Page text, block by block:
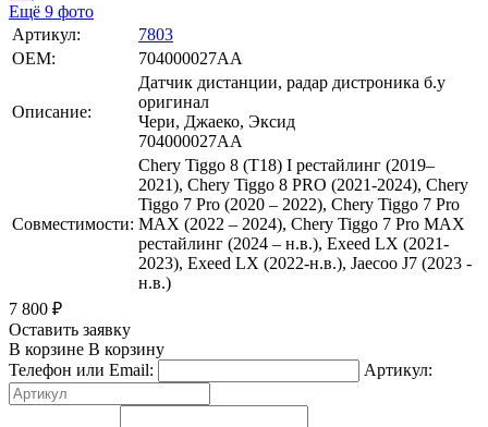
Ещё 9 фото
Артикул:
7803
OEM:
704000027AA
Описание:
Датчик дистанции, радар дистроника б.у
оригинал
Чери, Джаеко, Эксид
704000027АА
Совместимости:
Chery Tiggo 8 (T18) I рестайлинг (2019–
2021), Chery Tiggo 8 PRO (2021-2024), Chery
Tiggo 7 Pro (2020 – 2022), Chery Tiggo 7 Pro
MAX (2022 – 2024), Chery Tiggo 7 Pro MAX
рестайлинг (2024 – н.в.), Exeed LX (2021-
2023), Exeed LX (2022-н.в.), Jaecoo J7 (2023 -
н.в.)
7 800 ₽
Оставить заявку
В корзине В корзину
Телефон или Email:
Артикул: